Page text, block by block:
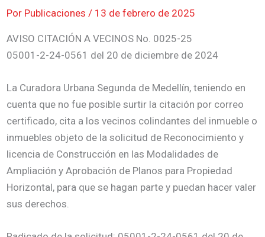
Por Publicaciones / 13 de febrero de 2025
AVISO CITACIÓN A VECINOS No. 0025-25
05001-2-24-0561 del 20 de diciembre de 2024
La Curadora Urbana Segunda de Medellín, teniendo en
cuenta que no fue posible surtir la citación por correo
certificado, cita a los vecinos colindantes del inmueble o
inmuebles objeto de la solicitud de Reconocimiento y
licencia de Construcción en las Modalidades de
Ampliación y Aprobación de Planos para Propiedad
Horizontal, para que se hagan parte y puedan hacer valer
sus derechos.